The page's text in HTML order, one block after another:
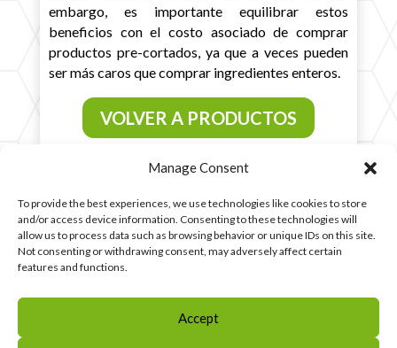
Manage Consent
To provide the best experiences, we use technologies like cookies to store
and/or access device information. Consenting to these technologies will
allow us to process data such as browsing behavior or unique IDs on this site.
Not consenting or withdrawing consent, may adversely affect certain
features and functions.
Accept
embargo, es importante equilibrar estos
beneficios con el costo asociado de comprar
productos pre-cortados, ya que a veces pueden
ser más caros que comprar ingredientes enteros.
VOLVER A PRODUCTOS
Política de privacidad